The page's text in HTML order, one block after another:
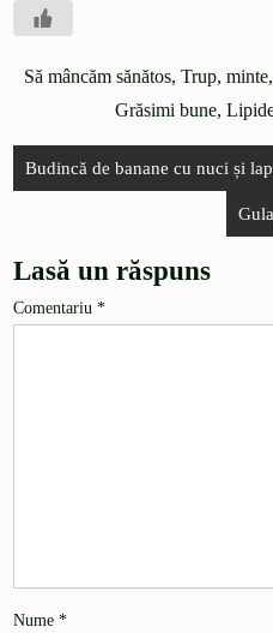
Să mâncăm sănătos, Trup,
Grăsimi bune,
Budincă de banane cu nuci și
Lasă un răspuns
Comentariu*
Nume*